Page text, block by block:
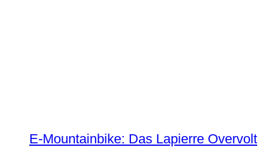
E-Mountainbike: Das Lapierre Overvolt